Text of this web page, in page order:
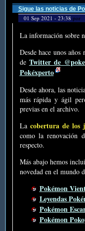
Sigue las noticias de
01 Sep 2021 - 23:38 por
La información sobre
Desde hace unos
de Twitter de
Pokéxperto
Desde ahora, las
más rápida y ágil
previas en el archivo.
La cobertura de los
como la renovación
respecto.
Más abajo hemos
novedad en el mundo
Pokémon
Leyendas
Pokémon
Pokémon